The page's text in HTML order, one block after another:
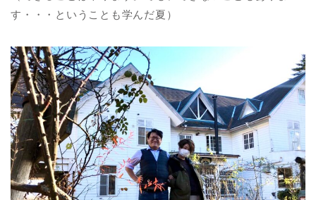
す・・・ということも学んだ夏）